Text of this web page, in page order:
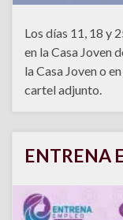
Los días 11, 18 y
en la Casa Joven
la Casa Joven o
cartel adjunto.
ENTRENA